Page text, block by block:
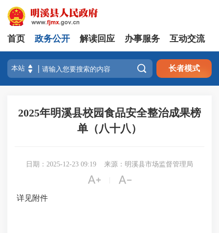
首页 政务公开 解读回应 办事服务 互动交流
 长者模式
2025年明溪县校园食品安全整治成果榜
单（八十八）
日期：2025-12-23 09:19 来源：明溪县市场监督管理局
 
详见附件